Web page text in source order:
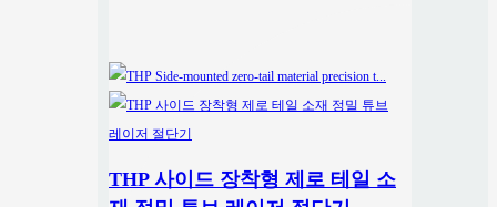
THP 사이드 장착형 제로 테일 소